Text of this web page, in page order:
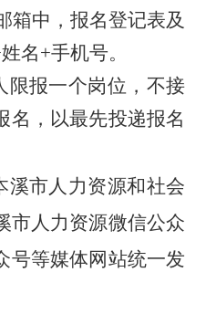
箱中，报名登记表及
名+手机号。
限报一个岗位，不接
名，以最先投递报名
溪市人力资源和社会
市人力资源微信公众
号等媒体网站统一发